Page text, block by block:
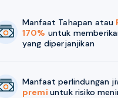
Manfaat Tahapan atau
170% untuk
yang diperjanjikan
Manfaat perlindungan
premi untuk risiko